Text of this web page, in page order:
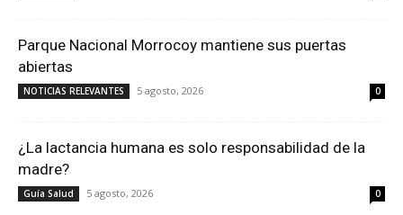
Parque Nacional Morrocoy mantiene sus puertas
abiertas
NOTICIAS RELEVANTES 5 agosto, 2026 0
¿La lactancia humana es solo responsabilidad de la
madre?
Guía Salud 5 agosto, 2026 0